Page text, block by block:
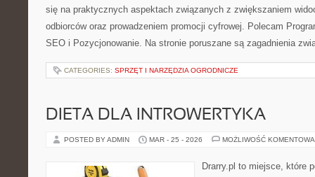
się na praktycznych aspektach związanych z zwiększaniem
odbiorców oraz prowadzeniem promocji cyfrowej. Polecam
SEO i Pozycjonowanie. Na stronie poruszane są zagadnienia
CATEGORIES: SPRZĘT I NARZĘDZIA OGRODNICZE
DIETA DLA INTROWERTYKA
POSTED BY ADMIN MAR - 25 - 2026 MOŻLIWOŚĆ
Drarry.pl to miejsce, które